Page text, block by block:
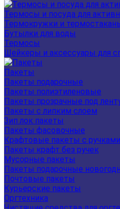
Термосы и посуда для
Термокружки и
Бутылки для воды
Термосы
Шейкеры и аксессуары для
Пакеты
Пакеты подарочные
Пакеты полиэтиленовые
Пакеты прозрачные под
Пакеты с липким слоем
Зип лок пакеты
Пакеты фасовочные
Крафтовые пакеты с ручками
Пакеты крафт без ручек
Мусорные пакеты
Пакеты подарочные
Почтовые пакеты
Курьерские пакеты
Оргтехника